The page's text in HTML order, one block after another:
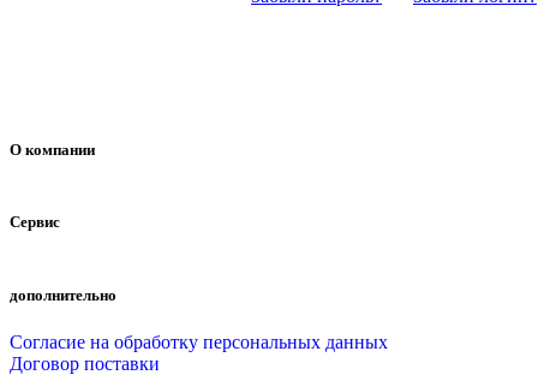
О компании
Сервис
дополнительно
Согласие на обработку персональных данных
Договор поставки